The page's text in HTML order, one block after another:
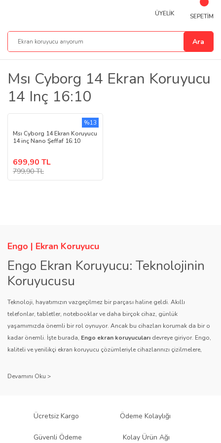
Ara
ÜYELİK SEPETİM
Msı Cyborg 14 Ekran Koruyucu
14 Inç 16:10
Msı Cyborg 14 Ekran Koruyucu
14 inç Nano Şeffaf 16:10
699,90 TL
799,90 TL
%13
Engo | Ekran Koruyucu
Engo Ekran Koruyucu: Teknolojinin
Koruyucusu
Teknoloji, hayatımızın vazgeçilmez bir parçası haline geldi. Akıllı
telefonlar, tabletler, notebooklar ve daha birçok cihaz, günlük
yaşamımızda önemli bir rol oynuyor. Ancak bu cihazları korumak da bir o
kadar önemli. İşte burada, Engo ekran koruyucuları devreye giriyor. Engo,
kaliteli ve yenilikçi ekran koruyucu çözümleriyle cihazlarınızı çizilmelere,
sağlıyor.
Engo ekran koruyucuları
, uzun yıllara dayanan tecrübesi ve teknolojiye
ürününü titiz bir kalite kontrol sürecinden geçirir. Kullanıcı dostu tasarımı
Ücretsiz Kargo Ödeme Kolaylığı
Güvenli Ödeme Kolay Ürün Ağı